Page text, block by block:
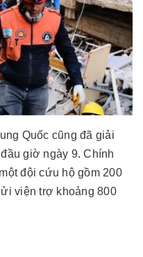
Quốc cũng đã giải
giờ ngày 9. Chính
đội cứu hộ gồm 200
viện trợ khoảng 800